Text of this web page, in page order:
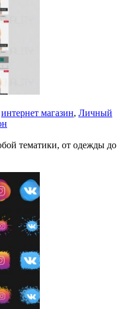
интернет магазин, Личный
тематики, от одежды до